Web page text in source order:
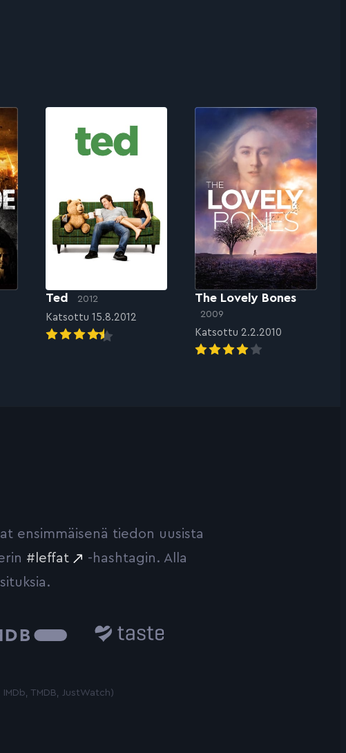
Ted 2012
Katsottu 15.8.2012
The Lovely Bones
2009
Katsottu 2.2.2010
ensimmäisenä tiedon uusista
#leffat
-hashtagin. Alla
TMDB, JustWatch)